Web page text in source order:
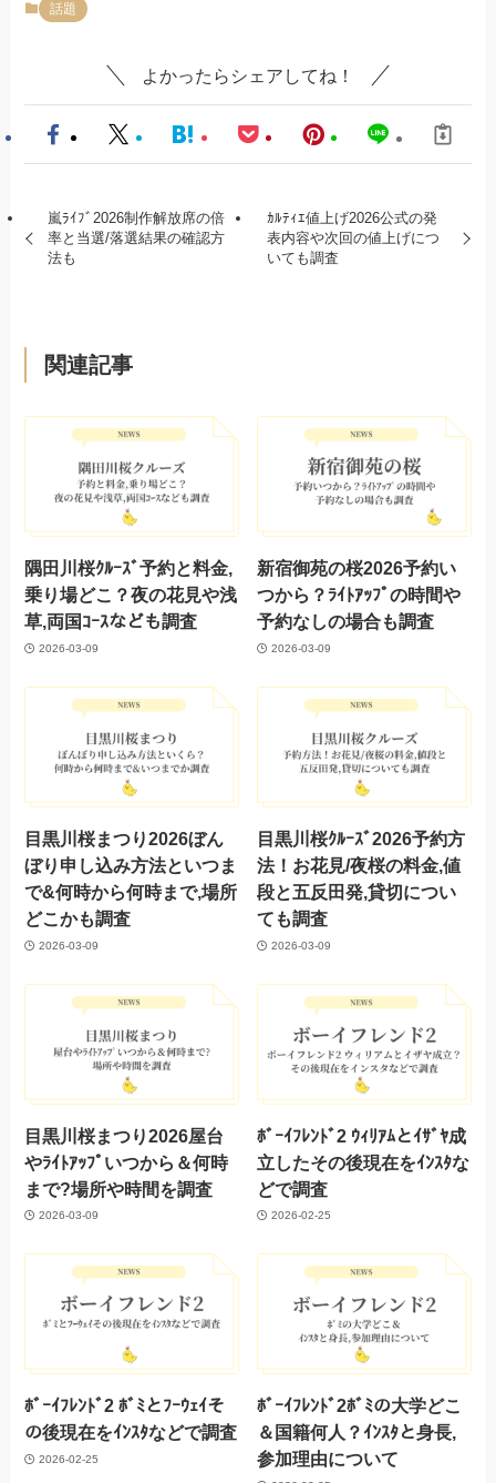
話題
よかったらシェアしてね！
嵐ﾗｲﾌﾞ2026制作解放席の倍
率と当選/落選結果の確認方
法も
ｶﾙﾃｨｴ値上げ2026公式の発
表内容や次回の値上げにつ
いても調査
関連記事
隅田川桜ｸﾙｰｽﾞ予約と料金,
乗り場どこ？夜の花見や浅
草,両国ｺｰｽなども調査
2026-03-09
新宿御苑の桜2026予約い
つから？ﾗｲﾄｱｯﾌﾟの時間や
予約なしの場合も調査
2026-03-09
目黒川桜まつり2026ぼん
ぼり申し込み方法といつま
で&何時から何時まで,場所
どこかも調査
2026-03-09
目黒川桜ｸﾙｰｽﾞ2026予約方
法！お花見/夜桜の料金,値
段と五反田発,貸切につい
ても調査
2026-03-09
目黒川桜まつり2026屋台
やﾗｲﾄｱｯﾌﾟいつから＆何時
まで?場所や時間を調査
2026-03-09
ﾎﾞｰｲﾌﾚﾝﾄﾞ2 ｳｨﾘｱﾑとｲｻﾞﾔ成
立したその後現在をｲﾝｽﾀな
どで調査
2026-02-25
ﾎﾞｰｲﾌﾚﾝﾄﾞ2 ﾎﾞﾐとﾌｰｳｪｲそ
の後現在をｲﾝｽﾀなどで調査
2026-02-25
ﾎﾞｰｲﾌﾚﾝﾄﾞ2ﾎﾞﾐの大学どこ
＆国籍何人？ｲﾝｽﾀと身長,
参加理由について